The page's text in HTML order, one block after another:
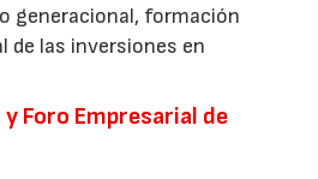
generacional, formación
de las inversiones en
y Foro Empresarial de